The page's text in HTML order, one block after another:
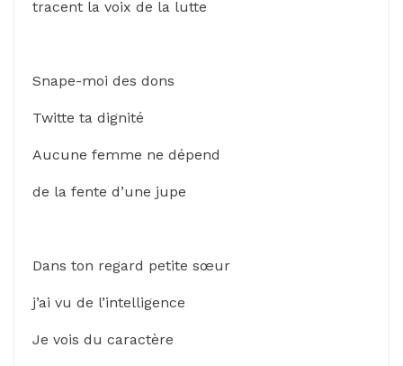
tracent la voix de la lutte
Snape-moi des dons
Twitte ta dignité
Aucune femme ne dépend
de la fente d’une jupe
Dans ton regard petite sœur
j’ai vu de l’intelligence
Je vois du caractère